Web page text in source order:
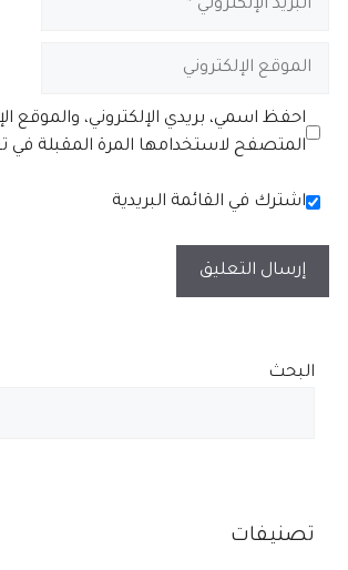
الموقع
الإلكتروني
احفظ اسمي، بريدي الإلكتروني، والموقع
المتصفح لاستخدامها المرة المقبلة في
اشترك في القائمة البريدية
البحث
تصنيفات